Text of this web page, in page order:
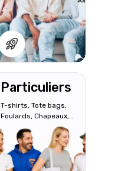
Particuliers
T-shirts, Tote bags,
Foulards, Chapeaux,
Sweats